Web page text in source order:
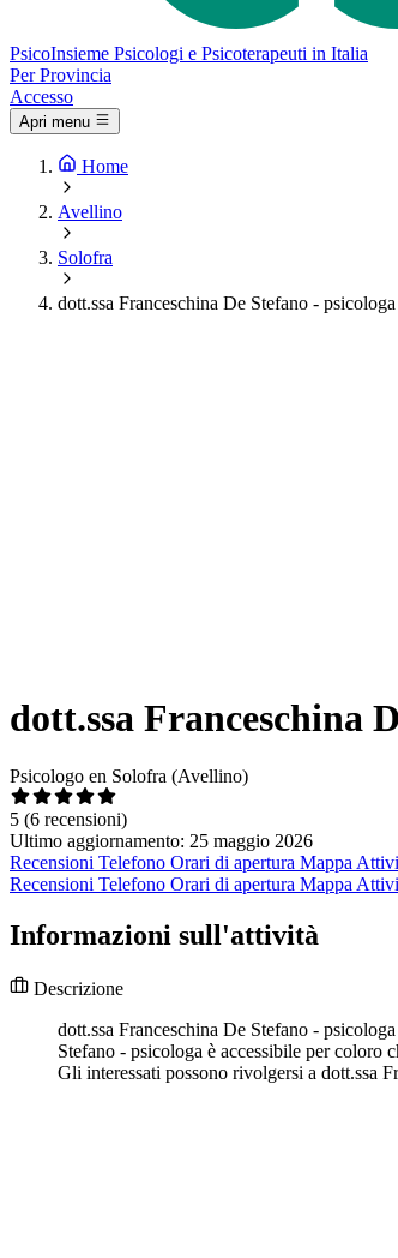
PsicoInsieme Psicologi e Psicoterapeuti in Italia
Per Provincia
Accesso
Apri menu
Home
Avellino
Solofra
dott.ssa Franceschina De Stefano - psicologa
dott.ssa Franceschina
Psicologo en Solofra (Avellino)
5 (6 recensioni)
Ultimo aggiornamento: 25 maggio 2026
Recensioni Telefono Orari di apertura Mappa
Recensioni Telefono Orari di apertura Mappa
Informazioni sull'attività
Descrizione
dott.ssa Franceschina De Stefano -
Stefano - psicologa è accessibile per coloro
Gli interessati possono rivolgersi a dott.ssa